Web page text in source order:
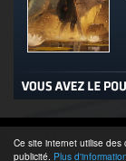
Ce site internet utilise des
publicité. Plus